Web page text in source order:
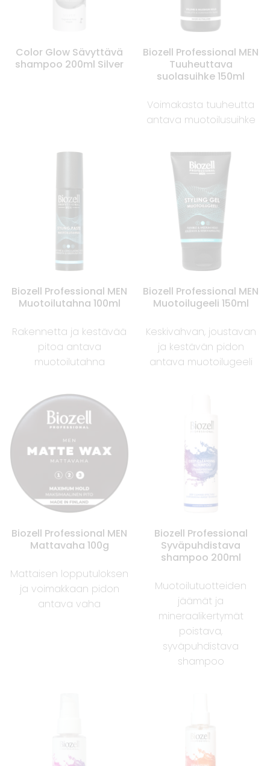
Color Glow Sävyttävä
shampoo 200ml Silver
Biozell Professional MEN
Tuuheuttava
suolasuihke 150ml
Voimakasta tuuheutta
antava muotoilusuihke
Biozell Professional MEN
Muotoilutahna 100ml
Rakennetta ja kestävää
pitoa antava
muotoilutahna
Biozell Professional MEN
Muotoilugeeli 150ml
Keskivahvan, joustavan
ja kestävän pidon
antava muotoilugeeli
Biozell Professional MEN
Mattavaha 100g
Mattaisen lopputuloksen
ja voimakkaan pidon
antava vaha
Biozell Professional
Syväpuhdistava
shampoo 200ml
Muotoilutuotteiden
jäämät ja
mineraalikertymät
poistava,
syväpuhdistava
shampoo